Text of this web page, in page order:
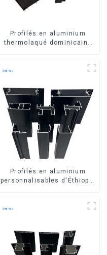
Profilés en aluminium
thermolaqué dominicains
Profilés en aluminium
personnalisables d'Éthiopie